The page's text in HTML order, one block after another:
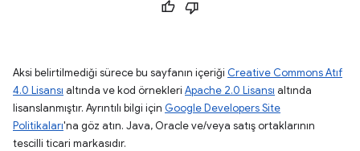
Aksi belirtilmediği sürece bu sayfanın içeriği Creative Commons Atıf
4.0 Lisansı altında ve kod örnekleri Apache 2.0 Lisansı altında
lisanslanmıştır. Ayrıntılı bilgi için Google Developers Site
Politikaları'na göz atın. Java, Oracle ve/veya satış ortaklarının
tescilli ticari markasıdır.